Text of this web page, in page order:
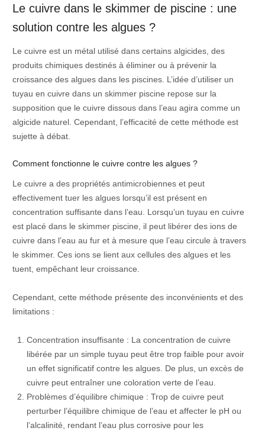
Le cuivre dans le skimmer de piscine : une
solution contre les algues ?
Le cuivre est un métal utilisé dans certains algicides, des
produits chimiques destinés à éliminer ou à prévenir la
croissance des algues dans les piscines. L’idée d’utiliser un
tuyau en cuivre dans un skimmer piscine repose sur la
supposition que le cuivre dissous dans l’eau agira comme un
algicide naturel. Cependant, l’efficacité de cette méthode est
sujette à débat.
Comment fonctionne le cuivre contre les algues ?
Le cuivre a des propriétés antimicrobiennes et peut
effectivement tuer les algues lorsqu’il est présent en
concentration suffisante dans l’eau. Lorsqu’un tuyau en cuivre
est placé dans le skimmer piscine, il peut libérer des ions de
cuivre dans l’eau au fur et à mesure que l’eau circule à travers
le skimmer. Ces ions se lient aux cellules des algues et les
tuent, empêchant leur croissance.
Cependant, cette méthode présente des inconvénients et des
limitations :
Concentration insuffisante : La concentration de cuivre
libérée par un simple tuyau peut être trop faible pour avoir
un effet significatif contre les algues. De plus, un excès de
cuivre peut entraîner une coloration verte de l’eau.
Problèmes d’équilibre chimique : Trop de cuivre peut
perturber l’équilibre chimique de l’eau et affecter le pH ou
l’alcalinité, rendant l’eau plus corrosive pour les